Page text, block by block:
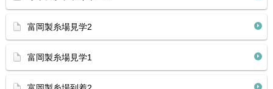
富岡製糸場見学2
富岡製糸場見学1